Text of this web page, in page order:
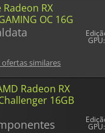
RX
OC 16G
similares
Radeon RX
16GB